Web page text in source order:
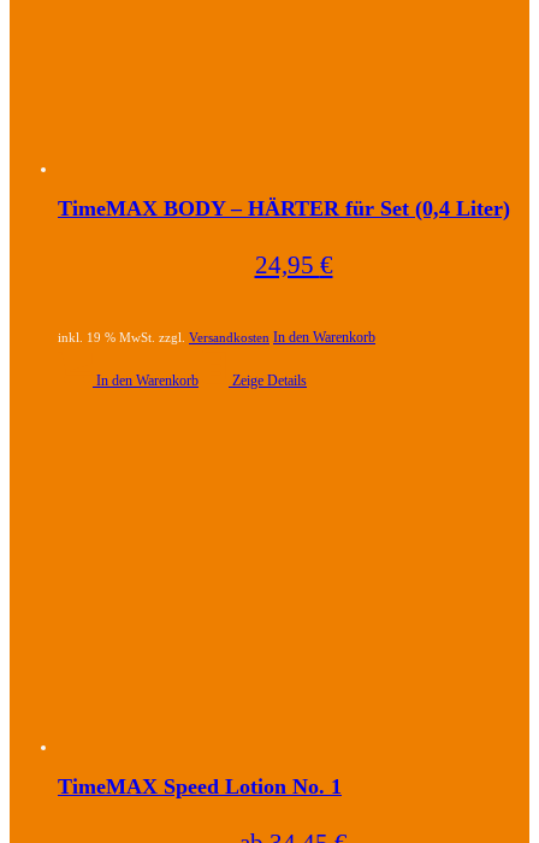
TimeMAX BODY – HÄRTER für Set (0,4 Liter)
24,95 €
inkl. 19 % MwSt. zzgl. Versandkosten In den Warenkorb
In den Warenkorb Zeige Details
TimeMAX Speed Lotion No. 1